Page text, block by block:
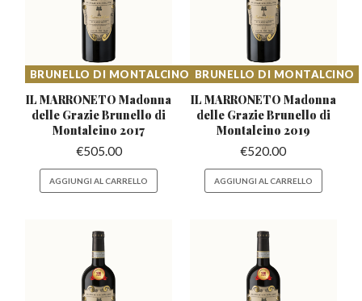
BRUNELLO DI MONTALCINO
IL MARRONETO Madonna
delle GrazieBrunello di
Montalcino 2017
€505.00
AGGIUNGI AL CARRELLO
BRUNELLO DI MONTALCINO
IL MARRONETO Madonna
delle GrazieBrunello di
Montalcino 2019
€520.00
AGGIUNGI AL CARRELLO